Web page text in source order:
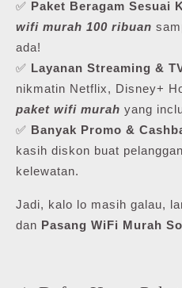
✅ Paket Beragam Sesuai
wifi murah 100 ribuan
ada!
✅ Layanan Streaming &
nikmatin Netflix, Disney+
paket wifi murah yang
✅ Banyak Promo &
kasih diskon buat
kelewatan.
Jadi, kalo lo masih galau,
dan Pasang WiFi Murah